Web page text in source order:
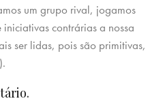
um grupo rival, jogamos
contrárias a nossa
ser lidas, pois são primitivas,